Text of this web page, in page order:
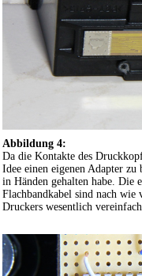
Abbildung 4:
Da die Kontakte des
Idee einen eigenen Adapter zu
in Händen gehalten habe. Die
Flachbandkabel sind nach wie
Druckers wesentlich